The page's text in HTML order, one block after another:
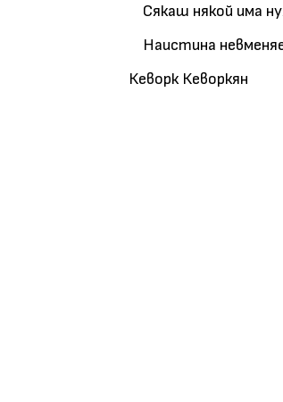
Сякаш някой има
Наистина
Кеворк Кеворкян